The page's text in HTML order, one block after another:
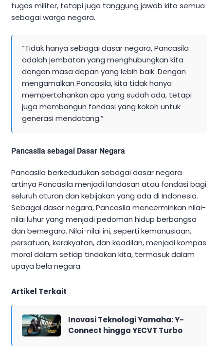
tugas militer, tetapi juga tanggung jawab kita semua
sebagai warga negara.
“Tidak hanya sebagai dasar negara, Pancasila
adalah jembatan yang menghubungkan kita
dengan masa depan yang lebih baik. Dengan
mengamalkan Pancasila, kita tidak hanya
mempertahankan apa yang sudah ada, tetapi
juga membangun fondasi yang kokoh untuk
generasi mendatang.”
Pancasila sebagai Dasar Negara
Pancasila berkedudukan sebagai dasar negara
artinya Pancasila menjadi landasan atau fondasi bagi
seluruh aturan dan kebijakan yang ada di Indonesia.
Sebagai dasar negara, Pancasila mencerminkan nilai-
nilai luhur yang menjadi pedoman hidup berbangsa
dan bernegara. Nilai-nilai ini, seperti kemanusiaan,
persatuan, kerakyatan, dan keadilan, menjadi kompas
moral dalam setiap tindakan kita, termasuk dalam
upaya bela negara.
Artikel Terkait
Inovasi Teknologi Yamaha: Y-
Connect hingga YECVT Turbo